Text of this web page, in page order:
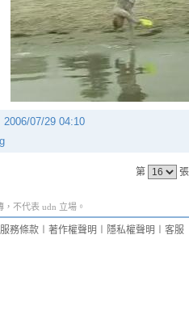
2006/07/29 04:10
第
不代表 udn 立場。
服務條款 著作權聲明 隱私權聲明 客服